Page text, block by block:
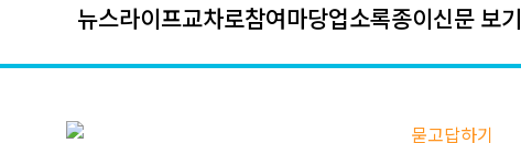
뉴스라이프교차로참여마당업소록종이신문 보기
묻고답하기